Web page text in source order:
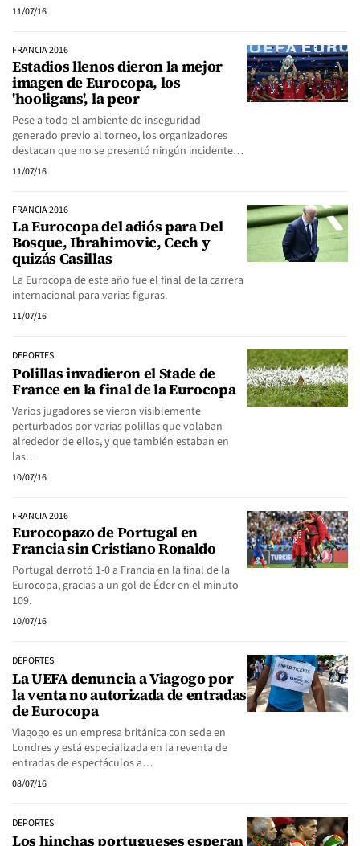
11/07/16
FRANCIA 2016
Estadios llenos dieron la mejor
imagen de Eurocopa, los
'hooligans', la peor
Pese a todo el ambiente de inseguridad
generado previo al torneo, los organizadores
destacan que no se presentó ningún incidente…
11/07/16
FRANCIA 2016
La Eurocopa del adiós para Del
Bosque, Ibrahimovic, Cech y
quizás Casillas
La Eurocopa de este año fue el final de la carrera
internacional para varias figuras.
11/07/16
DEPORTES
Polillas invadieron el Stade de
France en la final de la Eurocopa
Varios jugadores se vieron visiblemente
perturbados por varias polillas que volaban
alrededor de ellos, y que también estaban en
las…
10/07/16
FRANCIA 2016
Eurocopazo de Portugal en
Francia sin Cristiano Ronaldo
Portugal derrotó 1-0 a Francia en la final de la
Eurocopa, gracias a un gol de Éder en el minuto
109.
10/07/16
DEPORTES
La UEFA denuncia a Viagogo por
la venta no autorizada de entradas
de Eurocopa
Viagogo es un empresa británica con sede en
Londres y está especializada en la reventa de
entradas de espectáculos a…
08/07/16
DEPORTES
Los hinchas portugueses esperan